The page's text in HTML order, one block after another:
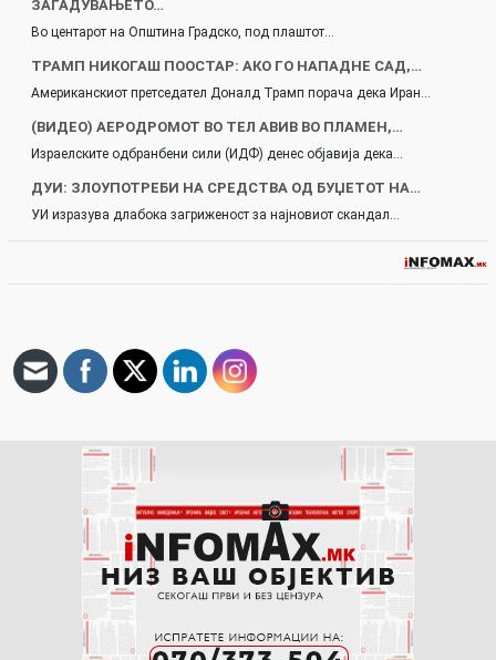
ЗАГАДУВАЊЕТО…
Во центарот на Општина Градско, под плаштот…
ТРАМП НИКОГАШ ПООСТАР: АКО ГО НАПАДНЕ САД,…
Американскиот претседател Доналд Трамп порача дека Иран…
(ВИДЕО) АЕРОДРОМОТ ВО ТЕЛ АВИВ ВО ПЛАМЕН,…
Израелските одбранбени сили (ИДФ) денес објавија дека…
ДУИ: ЗЛОУПОТРЕБИ НА СРЕДСТВА ОД БУЏЕТОТ НА…
УИ изразува длабока загриженост за најновиот скандал…